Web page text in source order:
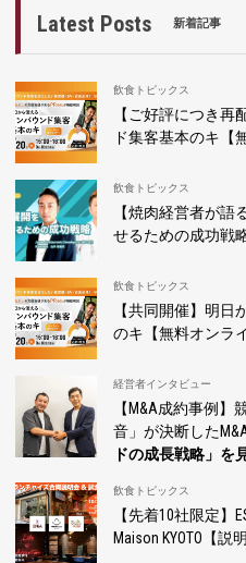
Latest Posts 新着記事
飲食トピックス
【ご好評につき再
ド集客基本のキ【
飲食トピックス
【焼肉経営者が語
せるための成功戦
飲食トピックス
【共同開催】明日
のキ【無料オンラ
経営者インタビュー
【M&A成約事例
音」が決断した
ドの成長戦略」を
飲食トピックス
【先着10社限定】
Maison KYOTO【説